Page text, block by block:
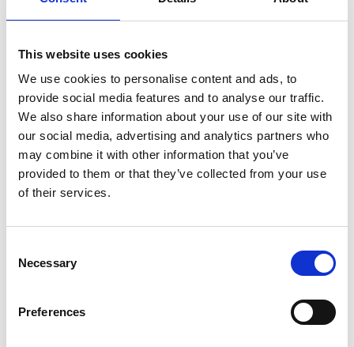
This website uses cookies
We use cookies to personalise content and ads, to
provide social media features and to analyse our traffic.
We also share information about your use of our site with
our social media, advertising and analytics partners who
may combine it with other information that you’ve
provided to them or that they’ve collected from your use
of their services.
Selection
Necessary
Preferences
Typkontrollintyg
Unihak